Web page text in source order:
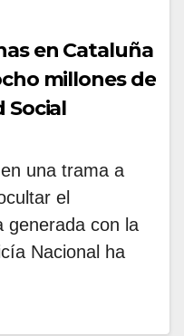
en Cataluña
millones de
Social
una trama a
el
generada con la
Nacional ha